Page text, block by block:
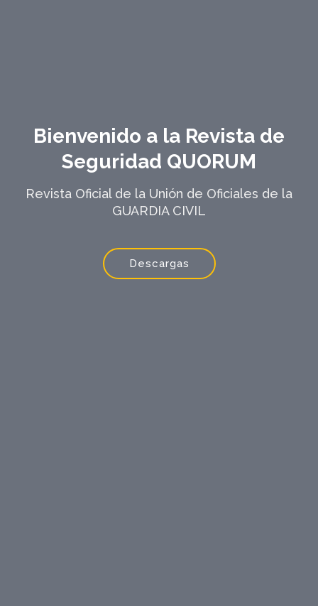
Bienvenido a la Revista de
Seguridad QUORUM
Revista Oficial de la Unión de Oficiales de la
GUARDIA CIVIL
Descargas